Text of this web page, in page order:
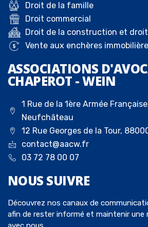
Droit de la famille
Droit commercial
Droit de la construction et
Vente aux enchères
ASSOCIATIONS
CHAPEROT - WEIN
1 Rue de la 1ère Armée
Neufchâteau
12 Rue Georges de la Tour,
contact@aacw.fr
03 72 78 00 07
NOUS SUIVRE
Découvrez nos canaux de
afin de rester informé et maintenir une